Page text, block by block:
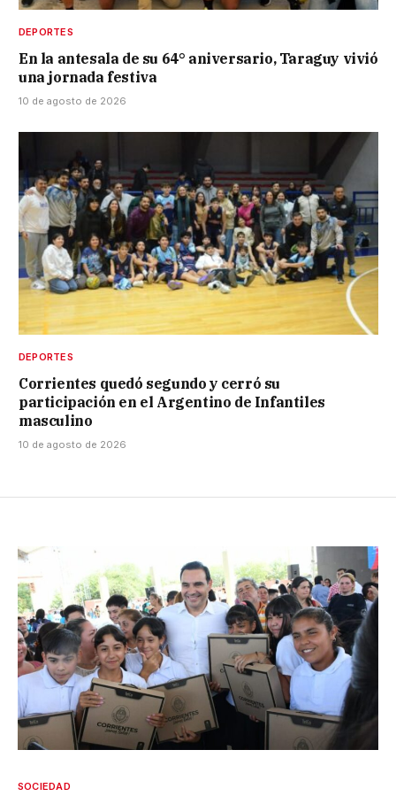
DEPORTES
En la antesala de su 64° aniversario, Taraguy vivió
una jornada festiva
10 de agosto de 2026
DEPORTES
Corrientes quedó segundo y cerró su
participación en el Argentino de Infantiles
masculino
10 de agosto de 2026
SOCIEDAD